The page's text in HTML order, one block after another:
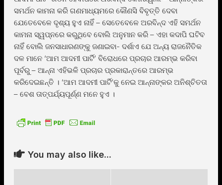
ସମର୍ଥନ କାମନା କରି ଗଣମାଧ୍ୟମରେ କୌଣସି ବିବୃତ୍ତି ଦେବା
ଯେତେବେଳେ ଦୃଶ୍ୟ ହୁଏ ନାହିଁ – ସେତେବେଳେ ଅରବିନ୍ଦ ଏହି ସମର୍ଥନ
କାମନା ସ୍ୱପ୍ନରେ କରୁଥିବେ ବୋଲି ଅନୁମାନ କରି – ଏହା କଦାପି ଘଟିବ
ନାହିଁ ବୋଲି ଜନସାଧାରଣଙ୍କୁ ଜଣାଇବା- ଦର୍ଶାଏ ଯେ ଅନ୍ୟ ରାଜନୈତିକ
ଦଳ ମାନେ ‘ଆମ ଆଦମୀ ପାର୍ଟି’ ବିରୋଧରେ ପ୍ରଚାର ଆରମ୍ଭ କରିବା
ପୂର୍ବରୁ – ଆନ୍ନା ଏହିଭଳି ପ୍ରଚାର ପ୍ରକାରାନ୍ତରେ ଆରମ୍ଭ
କରିଦେଇଛନ୍ତି । ‘ଆମ ଆଦମୀ ପାର୍ଟି’କୁ ନେଇ ଆନ୍ନାଙ୍କର ଅନିଶ୍ଚିତତା
– ବେଶ ତାତ୍ପର୍ଯ୍ୟପୂର୍ଣ୍ଣ ମନେ ହୁଏ ।
You may also like...